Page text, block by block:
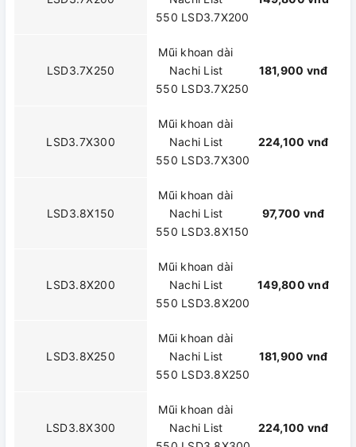
550 LSD3.7X200
LSD3.7X250
Mũi khoan dài
Nachi List
550 LSD3.7X250
181,900 vnđ
LSD3.7X300
Mũi khoan dài
Nachi List
550 LSD3.7X300
224,100 vnđ
LSD3.8X150
Mũi khoan dài
Nachi List
550 LSD3.8X150
97,700 vnđ
LSD3.8X200
Mũi khoan dài
Nachi List
550 LSD3.8X200
149,800 vnđ
LSD3.8X250
Mũi khoan dài
Nachi List
550 LSD3.8X250
181,900 vnđ
LSD3.8X300
Mũi khoan dài
Nachi List
224,100 vnđ